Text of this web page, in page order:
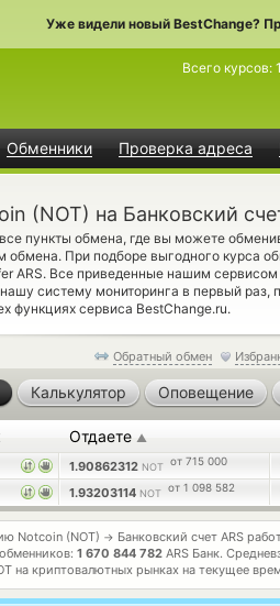
Уже видели новый BestChange?
Обменники Проверка адреса
Всего курсов:
(NOT) на Банковский
пункты обмена, где вы можете
обмена. При подборе выгодного курса
ARS. Все приведенные нашим
систему мониторинга в первый раз,
функциях сервиса BestChange.ru.
Обратный обмен
Калькулятор Оповещение
Отдаете ▲
1.90862312 NOT от 715 000
1.93203114 NOT от 1 098 582
Notcoin (NOT) → Банковский счет ARS
1 670 844 782 ARS Банк.
на криптовалютных рынках на текущее